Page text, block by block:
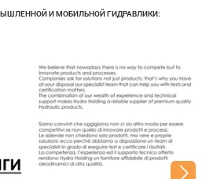
И МОБИЛЬНОЙ ГИДРАВЛИКИ: